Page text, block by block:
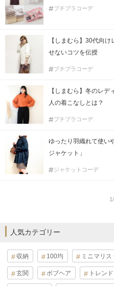
プチプラコーデ
【しまむら】30代向
せないコツを伝授
プチプラコーデ
【しまむら】冬のレ
人の着こなしとは？
プチプラコーデ
ゆったり羽織れて使い
ジャケット」
ジャケットコーデ
人気カテゴリー
収納 100均 ミニマリス
玄関 ボブヘア トレン